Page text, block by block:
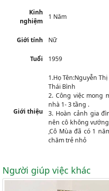
Kinh
nghiệm
1 Năm
Giới tính Nữ
Tuổi 1959
Giới thiệu
1.Họ Tên:Nguyễn
Thái Bình
2. Công việc mong
nhà 1- 3 tầng .
3. Hoàn cảnh gia
nên cô không
,Cô Mùa đã có 1
chăm trẻ nhỏ
Người giúp việc khác